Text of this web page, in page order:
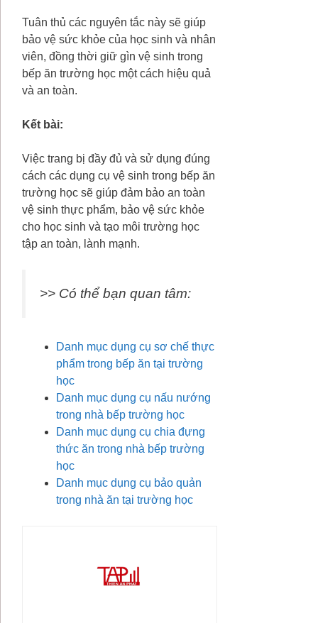
Tuân thủ các nguyên tắc này sẽ giúp
bảo vệ sức khỏe của học sinh và nhân
viên, đồng thời giữ gìn vệ sinh trong
bếp ăn trường học một cách hiệu quả
và an toàn.
Kết bài:
Việc trang bị đầy đủ và sử dụng đúng
cách các dụng cụ vệ sinh trong bếp ăn
trường học sẽ giúp đảm bảo an toàn
vệ sinh thực phẩm, bảo vệ sức khỏe
cho học sinh và tạo môi trường học
tập an toàn, lành mạnh.
>> Có thể bạn quan tâm:
Danh mục dụng cụ sơ chế thực
phẩm trong bếp ăn tại trường
học
Danh mục dụng cụ nấu nướng
trong nhà bếp trường học
Danh mục dụng cụ chia đựng
thức ăn trong nhà bếp trường
học
Danh mục dụng cụ bảo quản
trong nhà ăn tại trường học